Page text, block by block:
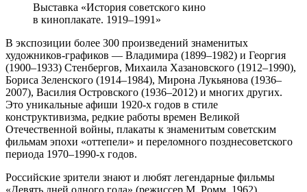
Выставка «История советского кино
в киноплакате. 1919–1991»
В экспозиции более 300 произведений знаменитых
художников-графиков — Владимира (1899–1982) и Георгия
(1900–1933) Стенбергов, Михаила Хазановского (1912–1990),
Бориса Зеленского (1914–1984), Мирона Лукьянова (1936–
2007), Василия Островского (1936–2012) и многих других.
Это уникальные афиши 1920-х годов в стиле
конструктивизма, редкие работы времен Великой
Отечественной войны, плакаты к знаменитым советским
фильмам эпохи «оттепели» и переломного позднесоветского
периода 1970–1990-х годов.
Российские зрители знают и любят легендарные фильмы
«Девять дней одного года» (режиссер М. Ромм, 1962),